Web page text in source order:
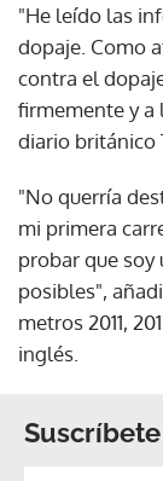
"He leído las
dopaje. Como
contra el
firmemente y a
diario británico
"No querría
mi primera
probar que
posibles",
metros 2011,
inglés.